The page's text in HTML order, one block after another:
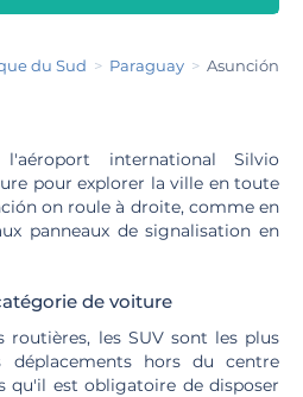
du Sud Paraguay Asunción
international Silvio
pour explorer la ville en toute
on roule à droite, comme en
panneaux de signalisation en
de voiture
routières, les SUV sont les plus
déplacements hors du centre
qu'il est obligatoire de disposer